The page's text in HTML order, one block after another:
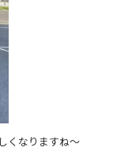
くなりますね～